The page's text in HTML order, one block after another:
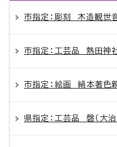
市指定：彫刻 木造観世
市指定：工芸品 熱田神
市指定：絵画 絹本著色
県指定：工芸品 磬（大治